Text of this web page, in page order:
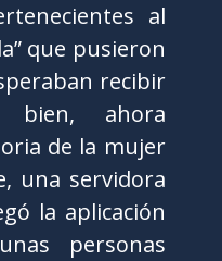
al
que pusieron
recibir
ahora
de la mujer
una servidora
la aplicación
personas